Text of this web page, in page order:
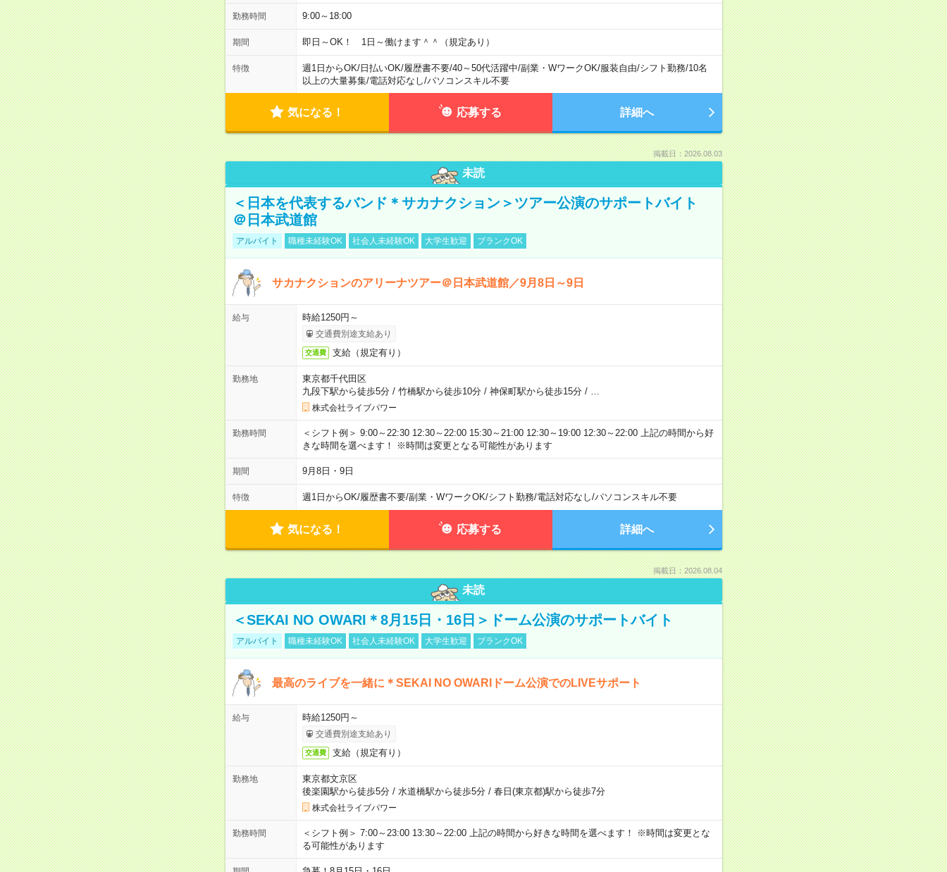
勤務時間 9:00～18:00
期間 即日～OK！ 1日～働けます＾＾（規定あり）
特徴 週1日からOK/日払いOK/履歴書不要/40～50代活躍中/副業・WワークOK/服装自由/シフト勤務/10名
以上の大量募集/電話対応なし/パソコンスキル不要
気になる！ 応募する 詳細へ
掲載日：2026.08.03
未読
＜日本を代表するバンド＊サカナクション＞ツアー公演のサポートバイト
＠日本武道館
アルバイト 職種未経験OK 社会人未経験OK 大学生歓迎 ブランクOK
サカナクションのアリーナツアー＠日本武道館／9月8日～9日
給与 時給1250円～
交通費別途支給あり
交通費 支給（規定有り）
勤務地
東京都千代田区
九段下駅から徒歩5分/ 竹橋駅から徒歩10分/ 神保町駅から徒歩15分/
株式会社ライブパワー
勤務時間
＜シフト例＞ 9:00～22:30 12:30～22:00 15:30～21:00 12:30～19:00 12:30～22:00 上記の時間から好
きな時間を選べます！ ※時間は変更となる可能性があります
期間 9月8日・9日
特徴 週1日からOK/履歴書不要/副業・WワークOK/シフト勤務/電話対応なし/パソコンスキル不要
気になる！ 応募する 詳細へ
掲載日：2026.08.04
未読
＜SEKAI NO OWARI＊8月15日・16日＞ドーム公演のサポートバイト
アルバイト 職種未経験OK 社会人未経験OK 大学生歓迎 ブランクOK
最高のライブを一緒に＊SEKAI NO OWARIドーム公演でのLIVEサポート
給与 時給1250円～
交通費別途支給あり
交通費 支給（規定有り）
勤務地
東京都文京区
後楽園駅から徒歩5分/ 水道橋駅から徒歩5分/ 春日(東京都)駅から徒歩7分
株式会社ライブパワー
勤務時間
＜シフト例＞ 7:00～23:00 13:30～22:00 上記の時間から好きな時間を選べます！ ※時間は変更とな
る可能性があります